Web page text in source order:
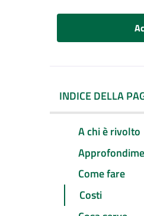
INDICE DELLA
A chi è rivolto
Come fare
Costi